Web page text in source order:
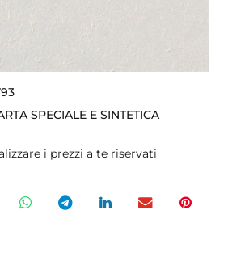
SPECIALE E SINTETICA
i prezzi a te riservati